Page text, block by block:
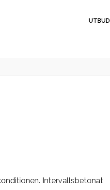
UTBUD
Intervallsbetonat